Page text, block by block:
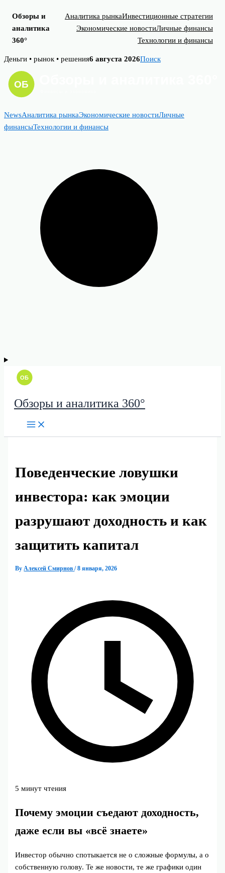
Обзоры и
аналитика
360°
Аналитика рынкаИнвестиционные стратегии
Экономические новостиЛичные финансы
Технологии и финансы
Skip
content
Деньги • рынок • решения6 августа 2026Поиск
NewsАналитика рынкаЭкономические новостиЛичные
финансыТехнологии и финансы
Обзоры и аналитика 360°
Поведенческие ловушки
инвестора: как эмоции
разрушают доходность и как
защитить капитал
ByАлексей Смирнов/8 января, 2026
5 минут чтения
Почему эмоции съедают доходность,
даже если вы «всё знаете»
Инвестор обычно спотыкается не о сложные формулы, а о
собственную голову. Те же новости, те же графики один